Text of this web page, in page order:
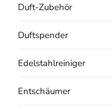
Duft-Zubehör
Duftspender
Edelstahlreiniger
Entschäumer